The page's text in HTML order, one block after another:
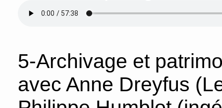
5-Archivage et
avec Anne Dreyfus